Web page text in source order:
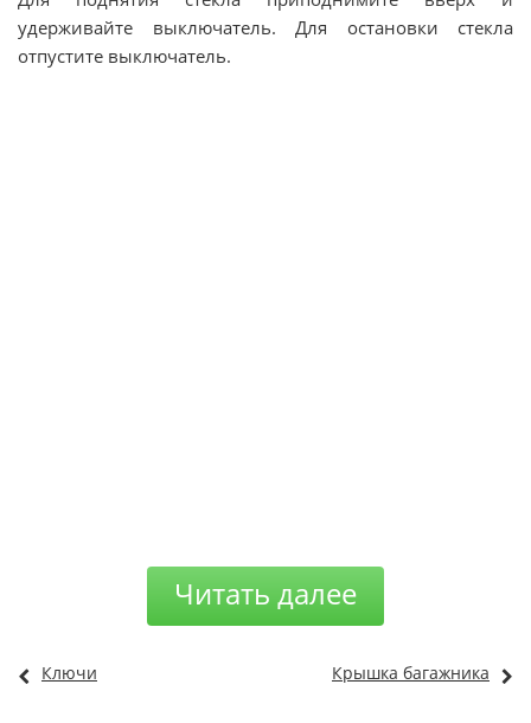
удерживайте выключатель. Для остановки стекла
отпустите выключатель.
Читать далее
Ключи Крышка багажника